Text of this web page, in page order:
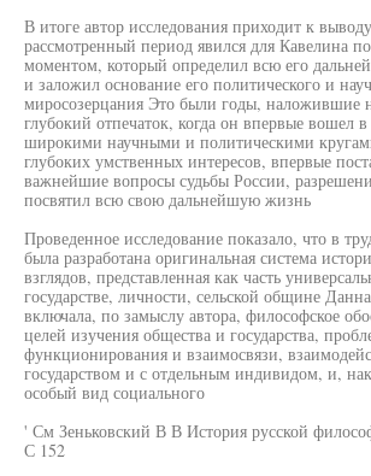
В итоге автор исследования приходит к
рассмотренный период явился для Кавелина
моментом, который определил всю его
и заложил основание его политического и
миросозерцания Это были годы, наложившие
глубокий отпечаток, когда он впервые вошел
широкими научными и политическими
глубоких умственных интересов, впервые
важнейшие вопросы судьбы России,
посвятил всю свою дальнейшую жизнь
Проведенное исследование показало, что в
была разработана оригинальная система
взглядов, представленная как часть
государстве, личности, сельской общине
включала, по замыслу автора, философское
целей изучения общества и государства,
функционирования и взаимосвязи,
государством и с отдельным индивидом, и,
особый вид социального
' См Зеньковский В В История русской
С 152